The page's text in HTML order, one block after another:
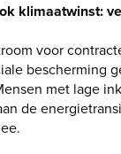
klimaatwinst:
voor
bescherming
met lage
de